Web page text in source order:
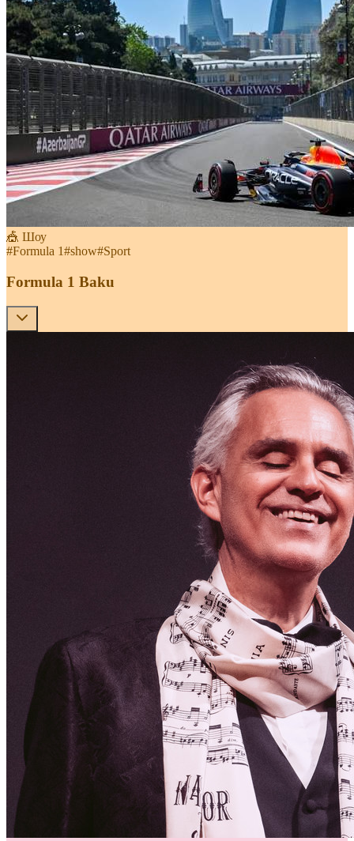
🎪 Шоу
#Formula 1#show#Sport
Formula 1 Baku